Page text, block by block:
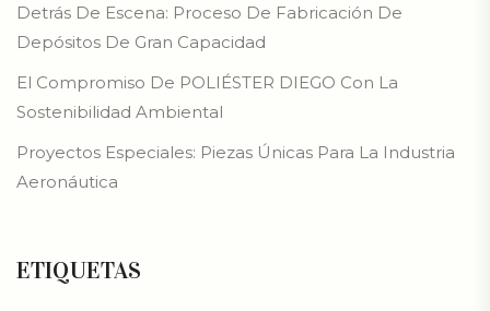
Detrás De Escena: Proceso De Fabricación De
Depósitos De Gran Capacidad
El Compromiso De POLIÉSTER DIEGO Con La
Sostenibilidad Ambiental
Proyectos Especiales: Piezas Únicas Para La Industria
Aeronáutica
ETIQUETAS